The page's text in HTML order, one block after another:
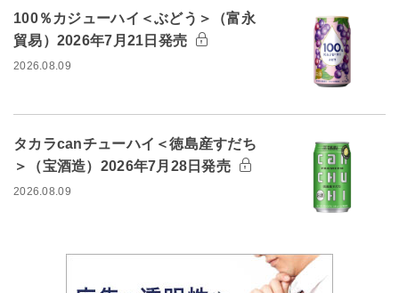
100％カジューハイ＜ぶどう＞（富永
貿易）2026年7月21日発売
2026.08.09
タカラcanチューハイ＜徳島産すだち
＞（宝酒造）2026年7月28日発売
2026.08.09